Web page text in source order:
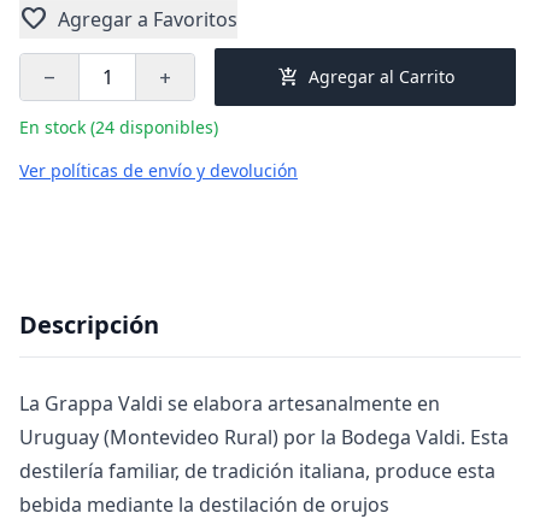
favorite Agregar a Favoritos
remove add add_shopping_cart Agregar al Carrito
En stock (24 disponibles)
Ver políticas de envío y devolución
Descripción
La Grappa Valdi se elabora artesanalmente en
Uruguay (Montevideo Rural) por la Bodega Valdi. Esta
destilería familiar, de tradición italiana, produce esta
bebida mediante la destilación de orujos